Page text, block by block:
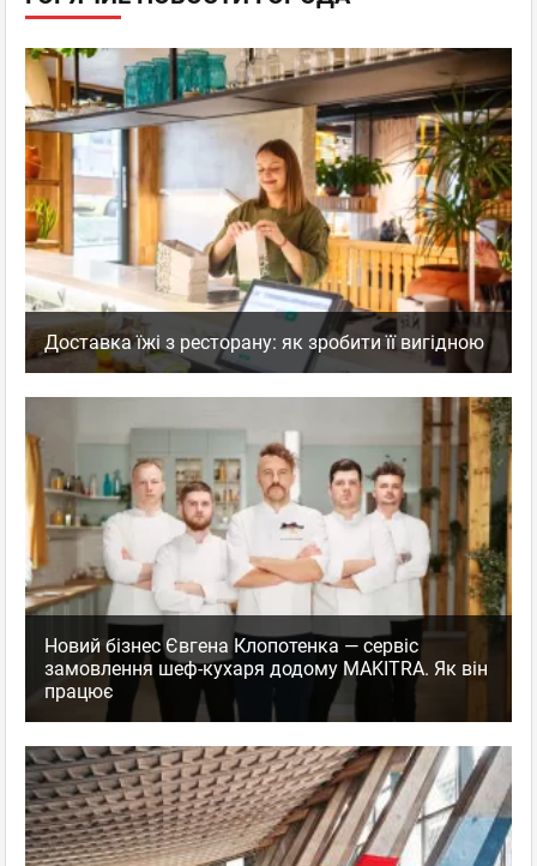
Доставка їжі з ресторану: як зробити її вигідною
Новий бізнес Євгена Клопотенка — сервіс
замовлення шеф-кухаря додому MAKITRA. Як він
працює